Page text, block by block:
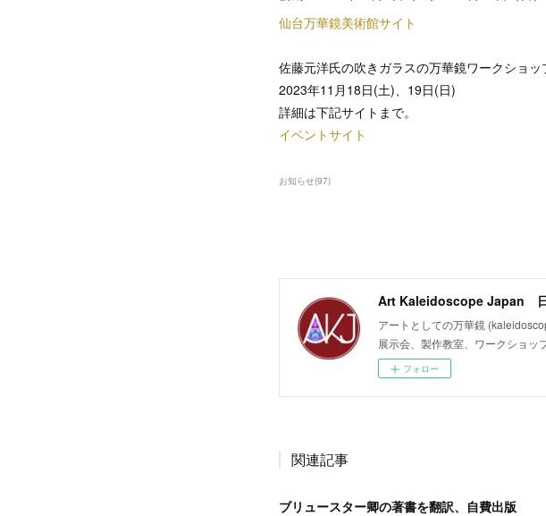
仙台万華鏡美術館サイト
佐藤元洋氏の吹きガラスの万華鏡ワークショッ
2023年11月18日(土)、19日(日)
詳細は下記サイトまで。
イベントサイト
お知らせ(97)
Art Kaleidoscope Japan 日
アートとしての万華鏡
展示会、製作教室、ワークショッ
フォロー
関連記事
ブリュースター卿の著書を翻訳、自費出版